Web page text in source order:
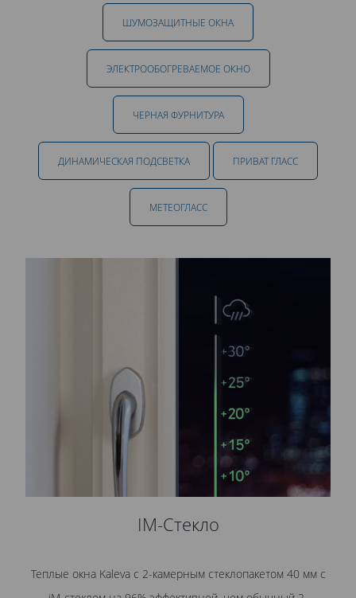
ШУМОЗАЩИТНЫЕ ОКНА
ЭЛЕКТРООБОГРЕВАЕМОЕ ОКНО
ЧЕРНАЯ ФУРНИТУРА
ДИНАМИЧЕСКАЯ ПОДСВЕТКА ПРИВАТ ГЛАСС
МЕТЕОГЛАСС
IM-Стекло
Теплые окна Kaleva с 2-камерным стеклопакетом 40 мм с